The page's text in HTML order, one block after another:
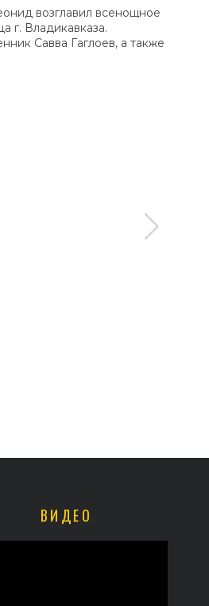
возглавил всенощное
г. Владикавказа.
Савва Гаглоев, а также
торжества в Ильинском храме
ВИДЕО